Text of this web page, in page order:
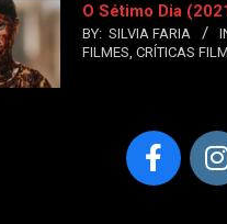
O Sétimo Dia
BY: SILVIA FARIA
FILMES, CRÍTICAS